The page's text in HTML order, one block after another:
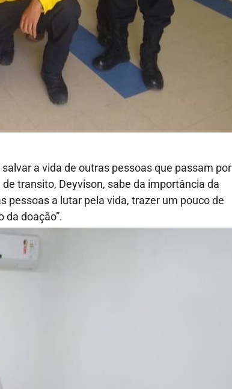
a vida de outras pessoas que passam por
transito, Deyvison, sabe da importância da
pessoas a lutar pela vida, trazer um pouco de
da doação”.